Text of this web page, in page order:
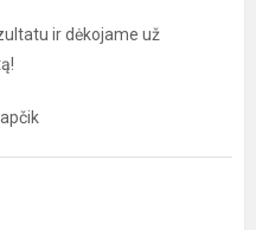
ir dėkojame už